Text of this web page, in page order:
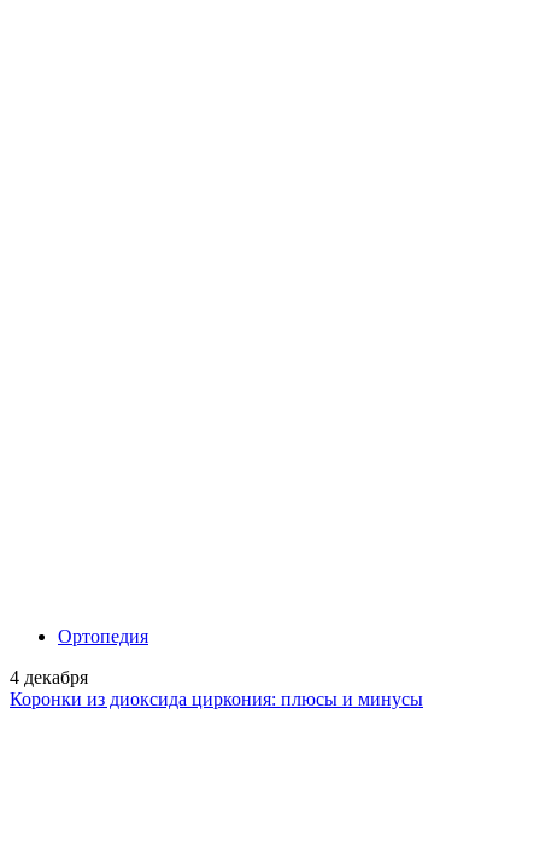
Ортопедия
4 декабря
Коронки из диоксида циркония: плюсы и минусы